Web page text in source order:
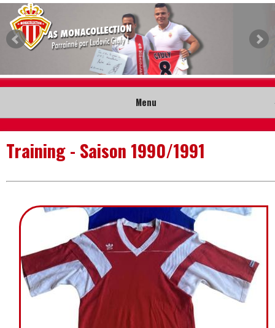
Menu
Accueil
Collection
Musée
Contact
Training - Saison 1990/1991